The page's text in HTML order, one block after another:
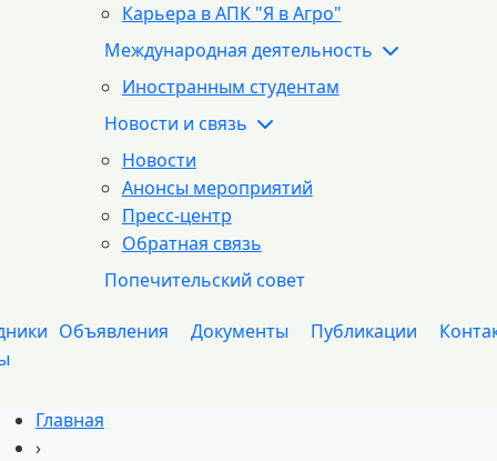
Карьера в АПК "Я в Агро"
Международная деятельность
Иностранным студентам
Новости и связь
Новости
Анонсы мероприятий
Пресс-центр
Обратная связь
Попечительский совет
Объявления Документы Публикации
Главная
›